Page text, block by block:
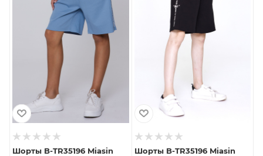
Шорты B-TR35196 Miasin Шорты B-TR35196 Miasin